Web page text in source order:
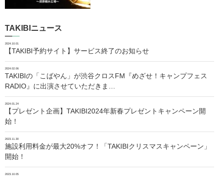
TAKIBIニュース
2024.10.01
【TAKIBI予約サイト】サービス終了のお知らせ
2024.02.06
TAKIBIの「こばやん」が渋谷クロスFM『めざせ！キャンプフェス
RADIO』に出演させていただきま…
2024.01.24
【プレゼント企画】TAKIBI2024年新春プレゼントキャンペーン開
始！
2023.11.30
施設利用料金が最大20%オフ！「TAKIBIクリスマスキャンペーン」
開始！
2023.10.05